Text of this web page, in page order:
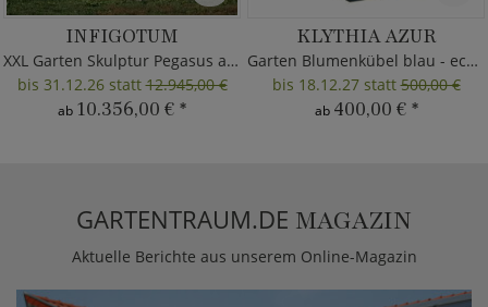
INFIGOTUM
XXL Garten Skulptur Pegasus aus Metall
bis 31.12.26 statt12.945,00 €
ab 10.356,00 € *
KLYTHIA AZUR
Garten Blumenkübel blau - eckig
bis 18.12.27 statt500,00 €
ab 400,00 € *
GARTENTRAUM.DE MAGAZIN
Aktuelle Berichte aus unserem Online-Magazin